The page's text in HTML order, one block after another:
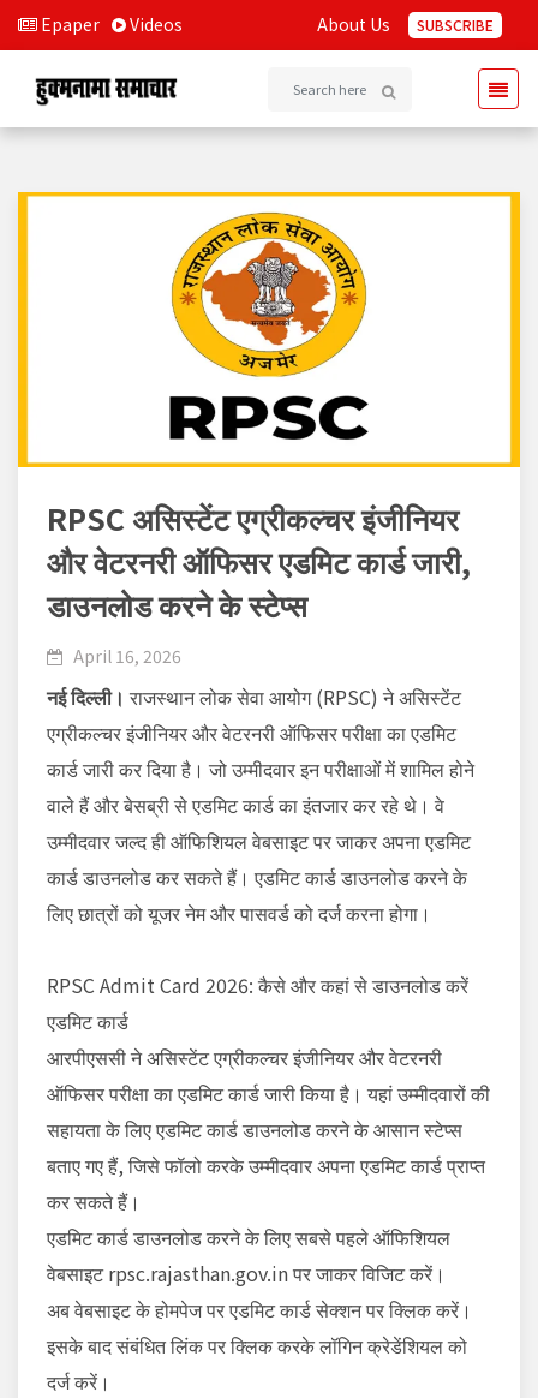
Epaper Videos About Us SUBSCRIBE
RPSC असिस्टेंट एग्रीकल्चर इंजीनियर
और वेटरनरी ऑफिसर एडमिट कार्ड जारी,
डाउनलोड करने के स्टेप्स
April 16, 2026
नई दिल्ली। राजस्थान लोक सेवा आयोग (RPSC) ने असिस्टेंट
एग्रीकल्चर इंजीनियर और वेटरनरी ऑफिसर परीक्षा का एडमिट
कार्ड जारी कर दिया है। जो उम्मीदवार इन परीक्षाओं में शामिल होने
वाले हैं और बेसब्री से एडमिट कार्ड का इंतजार कर रहे थे। वे
उम्मीदवार जल्द ही ऑफिशियल वेबसाइट पर जाकर अपना एडमिट
कार्ड डाउनलोड कर सकते हैं। एडमिट कार्ड डाउनलोड करने के
लिए छात्रों को यूजर नेम और पासवर्ड को दर्ज करना होगा।
RPSC Admit Card 2026: कैसे और कहां से डाउनलोड करें
एडमिट कार्ड
आरपीएससी ने असिस्टेंट एग्रीकल्चर इंजीनियर और वेटरनरी
ऑफिसर परीक्षा का एडमिट कार्ड जारी किया है। यहां उम्मीदवारों की
सहायता के लिए एडमिट कार्ड डाउनलोड करने के आसान स्टेप्स
बताए गए हैं, जिसे फॉलो करके उम्मीदवार अपना एडमिट कार्ड प्राप्त
कर सकते हैं।
एडमिट कार्ड डाउनलोड करने के लिए सबसे पहले ऑफिशियल
वेबसाइट rpsc.rajasthan.gov.in पर जाकर विजिट करें।
अब वेबसाइट के होमपेज पर एडमिट कार्ड सेक्शन पर क्लिक करें।
इसके बाद संबंधित लिंक पर क्लिक करके लॉगिन क्रेडेंशियल को
दर्ज करें।